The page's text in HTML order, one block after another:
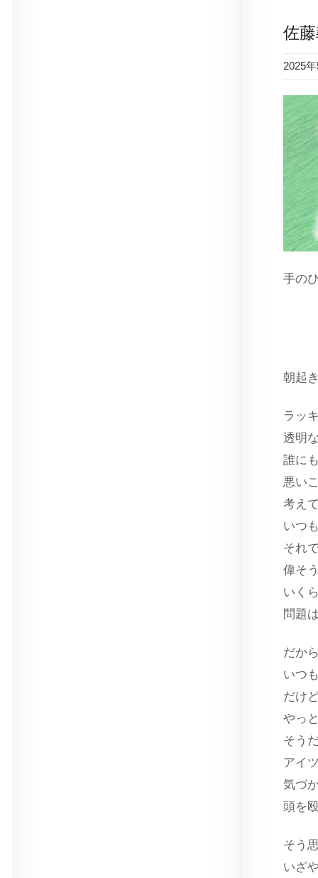
佐
2025
手の
朝起
ラッ
透明
誰に
悪い
考え
いつ
それ
偉そ
いく
問題
だか
いつ
だけ
やっ
そう
アイ
気づ
頭を
そう
いざ